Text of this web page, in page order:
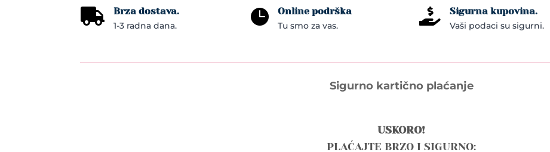
 Brza dostava.
1-3 radna dana.  Online podrška
Tu smo za vas.  Sigurna kupovina.
Vaši podaci su sigurni.
Sigurno kartično plaćanje
USKORO!
PLAĆAJTE BRZO I SIGURNO: